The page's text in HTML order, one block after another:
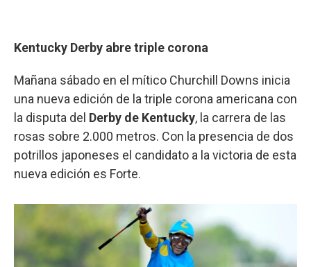
Kentucky Derby abre triple corona
Mañana sábado en el mítico Churchill Downs inicia
una nueva edición de la triple corona americana con
la disputa del Derby de Kentucky, la carrera de las
rosas sobre 2.000 metros. Con la presencia de dos
potrillos japoneses el candidato a la victoria de esta
nueva edición es Forte.